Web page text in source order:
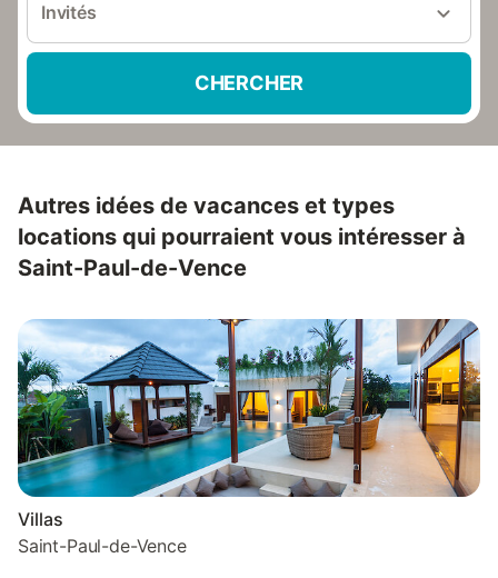
Invités
CHERCHER
Autres idées de vacances et types
locations qui pourraient vous intéresser à
Saint-Paul-de-Vence
Villas
Saint-Paul-de-Vence